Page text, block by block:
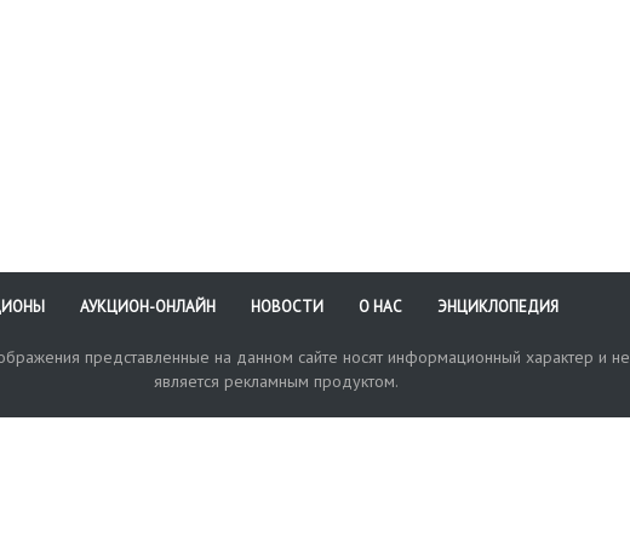
АУКЦИОН-ОНЛАЙН НОВОСТИ О НАС ЭНЦИКЛОПЕДИЯ
представленные на данном сайте носят информационный характер и не
является рекламным продуктом.